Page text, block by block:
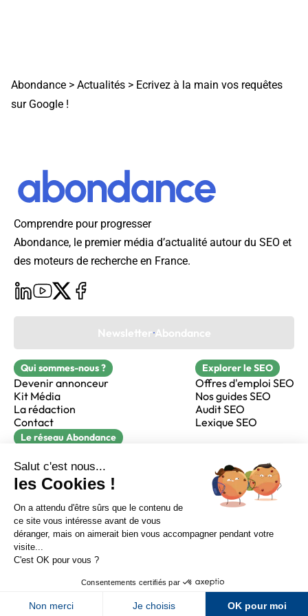
Sur LinkedIn Sur Youtube
Sur X Sur Facebook
Newsletter Abondance
Abondance > Actualités > Ecrivez à la main vos requêtes
sur Google !
Comprendre pour progresser
Abondance, le premier média d’actualité autour du SEO et
des moteurs de recherche en France.
Newsletter Abondance
Qui sommes-nous ?
Devenir annonceur
Kit Média
La rédaction
Contact
Explorer le SEO
Offres d'emploi SEO
Nos guides SEO
Audit SEO
Lexique SEO
Le réseau Abondance
Réacteur
alfie formation
CGV
Confidentialité